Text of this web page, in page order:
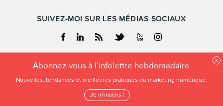
SUIVEZ-MOI SUR LES MÉDIAS SOCIAUX
Facebook
LinkedinRSS TwitterYoutubeInstagram
FREDERIC GONZALO
Tous droits reservés
Frederic Gonzalo 2026
Abonnez-vous à l’infolettre hebdomadaire
Nouvelles, tendances et meilleures pratiques du marketing numérique.
Je m'inscris !